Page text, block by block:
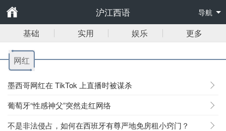
沪江西语 导航
基础 实用 娱乐 更多
网红
墨西哥网红在 TikTok 上直播时被谋杀
葡萄牙“性感神父”突然走红网络
不是非法侵占，如何在西班牙有尊严地免房租小窍门？